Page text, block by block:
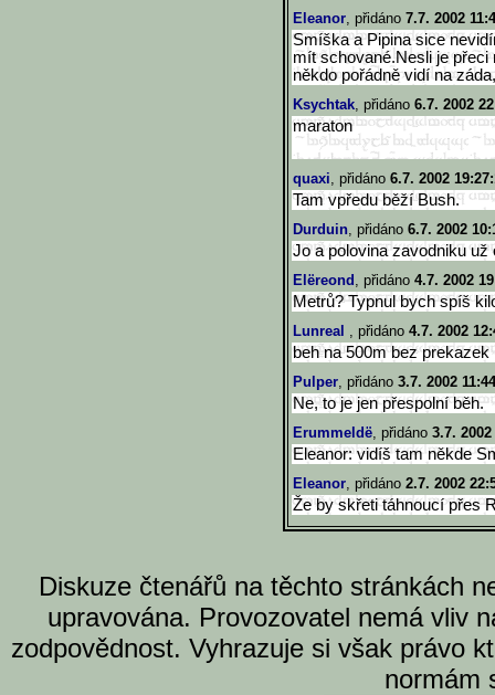
Eleanor, přidáno 7.7. 2002
Smíška a Pipina sice
mít schované.Nesli je přeci
někdo pořádně vidí na
Ksychtak, přidáno 6.7. 2002
maraton
quaxi, přidáno 6.7. 2002
Tam vpředu běží Bush.
Durduin, přidáno 6.7. 2002
Jo a polovina zavodniku už
Elëreond , přidáno 4.7. 2002
Metrů? Typnul bych spíš
Lunreal , přidáno 4.7. 2002
beh na 500m bez prekazek
Pulper, přidáno 3.7. 2002
Ne, to je jen přespolní běh.
Erummeldë, přidáno 3.7.
Eleanor: vidíš tam někde
Eleanor, přidáno 2.7. 2002
Že by skřeti táhnoucí přes
Diskuze čtenářů na těchto stránkách
upravována. Provozovatel nemá vliv
zodpovědnost. Vyhrazuje si však právo
normám